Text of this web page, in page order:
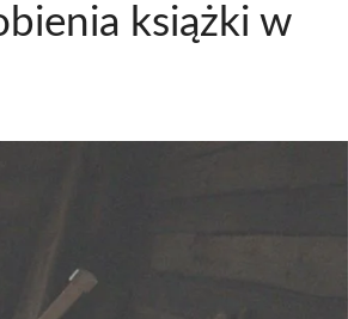
książki w